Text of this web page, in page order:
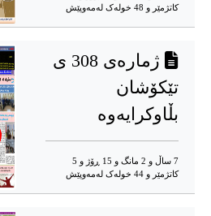
کاتژمێر و 48 خوله‌ک له‌مه‌وپێش‌
ژمارەی 308 ی
تێکۆشان
بڵاوکرایەوە
7 ساڵ و 2 مانگ و 15 ڕۆژ و 5
کاتژمێر و 44 خوله‌ک له‌مه‌وپێش‌